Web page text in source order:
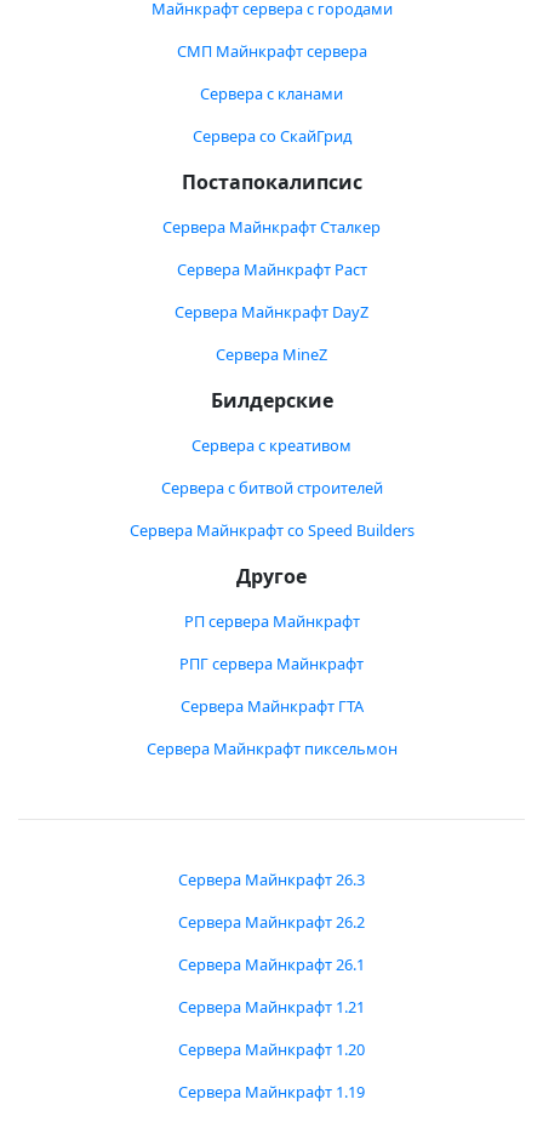
Майнкрафт сервера с городами
СМП Майнкрафт сервера
Сервера с кланами
Сервера со СкайГрид
Постапокалипсис
Сервера Майнкрафт Сталкер
Сервера Майнкрафт Раст
Сервера Майнкрафт DayZ
Сервера MineZ
Билдерские
Сервера с креативом
Сервера с битвой строителей
Сервера Майнкрафт со Speed Builders
Другое
РП сервера Майнкрафт
РПГ сервера Майнкрафт
Сервера Майнкрафт ГТА
Сервера Майнкрафт пиксельмон
Сервера Майнкрафт 26.3
Сервера Майнкрафт 26.2
Сервера Майнкрафт 26.1
Сервера Майнкрафт 1.21
Сервера Майнкрафт 1.20
Сервера Майнкрафт 1.19